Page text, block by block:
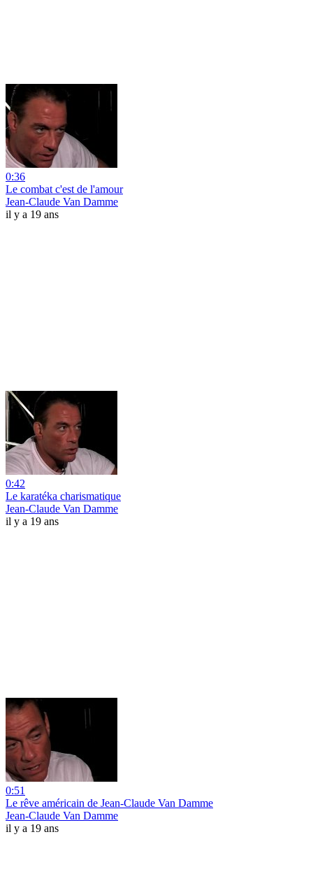
0:36
Le combat c'est de l'amour
Jean-Claude Van Damme
il y a 19 ans
0:42
Le karatéka charismatique
Jean-Claude Van Damme
il y a 19 ans
0:51
Le rêve américain de Jean-Claude Van Damme
Jean-Claude Van Damme
il y a 19 ans